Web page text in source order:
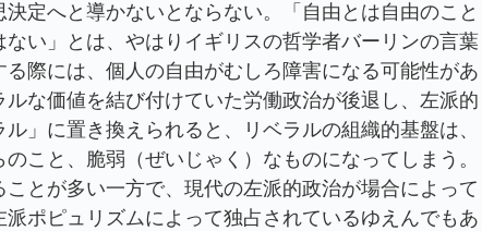
定へと導かないとならない。「自由とは自由のこと
い」とは、やはりイギリスの哲学者バーリンの言葉
際には、個人の自由がむしろ障害になる可能性があ
な価値を結び付けていた労働政治が後退し、左派的
」に置き換えられると、リベラルの組織的基盤は、
こと、脆弱（ぜいじゃく）なものになってしまう。
とが多い一方で、現代の左派的政治が場合によって
ポピュリズムによって独占されているゆえんでもあ